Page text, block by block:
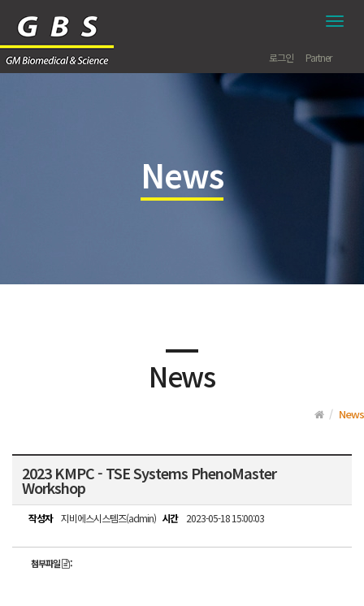
로그인 Partner
모
네
게
이
션
News
News
News
2023 KMPC - TSE Systems PhenoMaster
Workshop
작성자 지비에스시스템즈(admin) 시간 2023-05-18 15:00:03
첨부파일 :